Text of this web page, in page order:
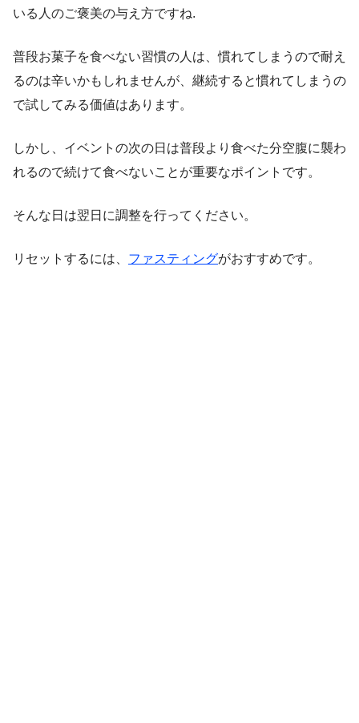
いる人のご褒美の与え方ですね.
普段お菓子を食べない習慣の人は、慣れてしまうので耐え
るのは辛いかもしれませんが、継続すると慣れてしまうの
で試してみる価値はあります。
しかし、イベントの次の日は普段より食べた分空腹に襲わ
れるので続けて食べないことが重要なポイントです。
そんな日は翌日に調整を行ってください。
リセットするには、 ファスティングがおすすめです。